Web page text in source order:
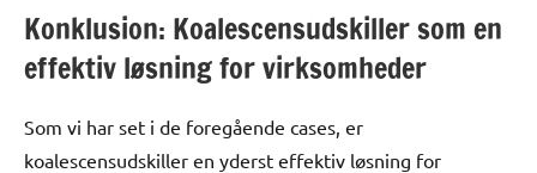
Konklusion: Koalescensudskiller som en
effektiv løsning for virksomheder
Som vi har set i de foregående cases, er
koalescensudskiller en yderst effektiv løsning for